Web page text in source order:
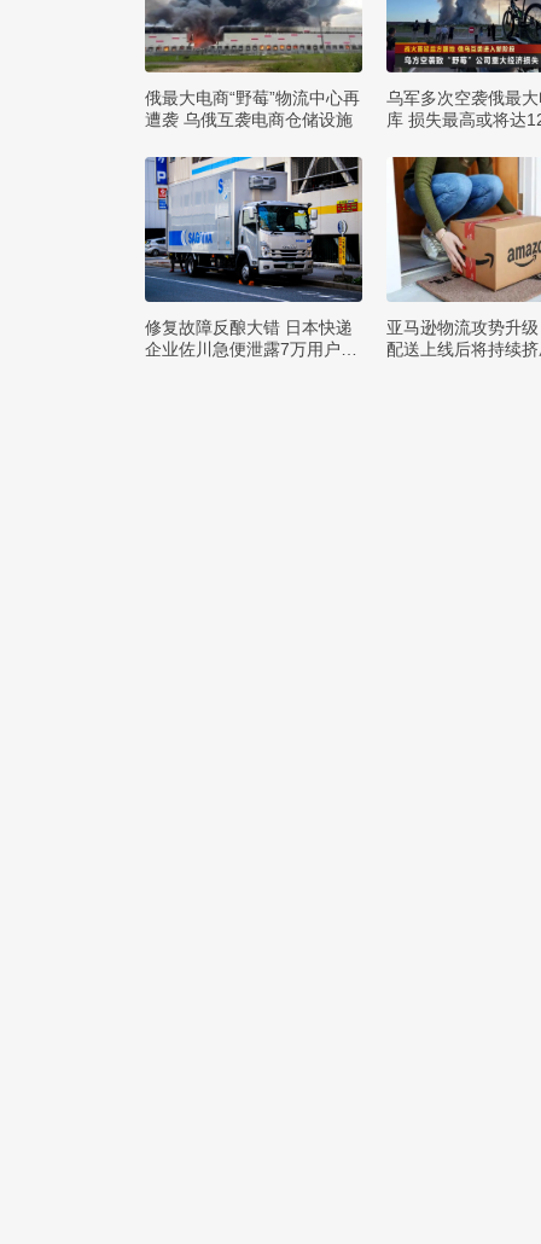
俄最大电商“野莓”物流中心再
遭袭 乌俄互袭电商仓储设施
乌军多次空袭俄最
库 损失最高或将达
修复故障反酿大错 日本快递
企业佐川急便泄露7万用户隐
亚马逊物流攻势升
配送上线后将持续